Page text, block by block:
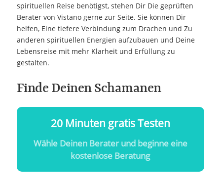
spirituellen Reise benötigst, stehen Dir Die geprüften
Berater von Vistano gerne zur Seite. Sie können Dir
helfen, Eine tiefere Verbindung zum Drachen und Zu
anderen spirituellen Energien aufzubauen und Deine
Lebensreise mit mehr Klarheit und Erfüllung zu
gestalten.
Finde Deinen Schamanen
20 Minuten gratis Testen
Wähle Deinen Berater und beginne eine
kostenlose Beratung